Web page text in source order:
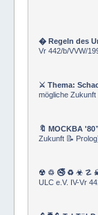
� Regeln des
Vr 442/b/VVW/
⚔ Thema:
mögliche Zukunft
🔖 MOCKBA
Zukunft 📝 Prolog
☢ ♲ 🚭 ♻ ☣ ☡ ☠ ⚕
ULC e.V. IV-Vr